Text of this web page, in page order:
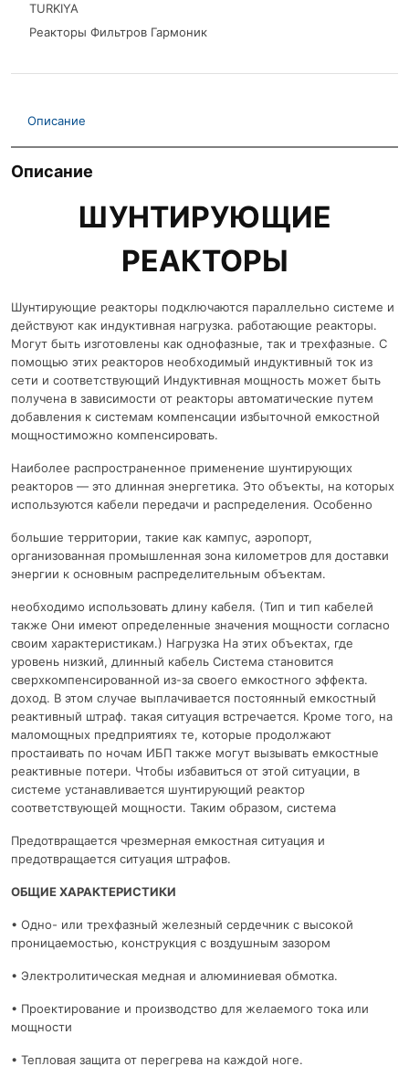
TURKIYA
Реакторы Фильтров Гармоник
Описание
Описание
ШУНТИРУЮЩИЕ
РЕАКТОРЫ
Шунтирующие реакторы подключаются параллельно системе и
действуют как индуктивная нагрузка. работающие реакторы.
Могут быть изготовлены как однофазные, так и трехфазные. С
помощью этих реакторов необходимый индуктивный ток из
сети и соответствующий Индуктивная мощность может быть
получена в зависимости от реакторы автоматические путем
добавления к системам компенсации избыточной емкостной
мощностиможно компенсировать.
Наиболее распространенное применение шунтирующих
реакторов — это длинная энергетика. Это объекты, на которых
используются кабели передачи и распределения. Особенно
большие территории, такие как кампус, аэропорт,
организованная промышленная зона километров для доставки
энергии к основным распределительным объектам.
необходимо использовать длину кабеля. (Тип и тип кабелей
также Они имеют определенные значения мощности согласно
своим характеристикам.) Нагрузка На этих объектах, где
уровень низкий, длинный кабель Система становится
сверхкомпенсированной из-за своего емкостного эффекта.
доход. В этом случае выплачивается постоянный емкостный
реактивный штраф. такая ситуация встречается. Кроме того, на
маломощных предприятиях те, которые продолжают
простаивать по ночам ИБП также могут вызывать емкостные
реактивные потери. Чтобы избавиться от этой ситуации, в
системе устанавливается шунтирующий реактор
соответствующей мощности. Таким образом, система
Предотвращается чрезмерная емкостная ситуация и
предотвращается ситуация штрафов.
ОБЩИЕ ХАРАКТЕРИСТИКИ
• Одно- или трехфазный железный сердечник с высокой
проницаемостью, конструкция с воздушным зазором
• Электролитическая медная и алюминиевая обмотка.
• Проектирование и производство для желаемого тока или
мощности
• Тепловая защита от перегрева на каждой ноге.